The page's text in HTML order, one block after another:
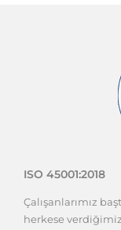
ISO 45001:2018
Çalışanlarımız
herkese